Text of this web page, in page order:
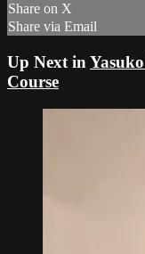
Share on X
Share via Email
Up Next in
Course